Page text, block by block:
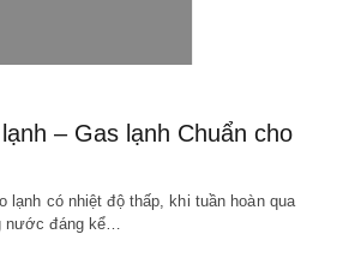
– Gas lạnh Chuẩn cho
lạnh có nhiệt độ thấp, khi tuần hoàn qua
nước đáng kể…